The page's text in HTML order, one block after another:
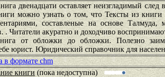
двенадцати оставляет неизгладимый след
можно узнать о том, что Тексты из
составленые на основе Талмуда,
. Читатели акуратно и доходчиво
от обложки до обложки. Полезно
юрист. Юридический справочник для
в формате chm
книги(пока недоступна)